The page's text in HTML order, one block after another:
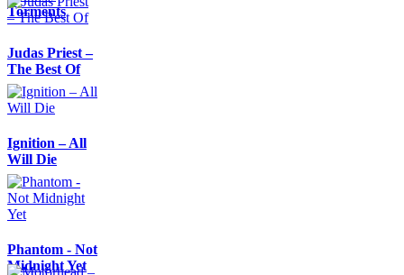
Torments
Judas Priest –
The Best Of
Ignition – All
Will Die
Phantom - Not
Midnight Yet